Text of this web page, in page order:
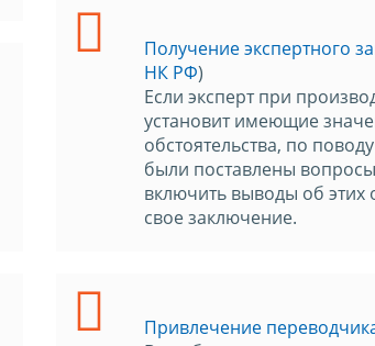
Получение экспертного
НК РФ)
Если эксперт при
установит имеющие
обстоятельства, по
были поставлены
включить выводы об этих
свое заключение.
Привлечение